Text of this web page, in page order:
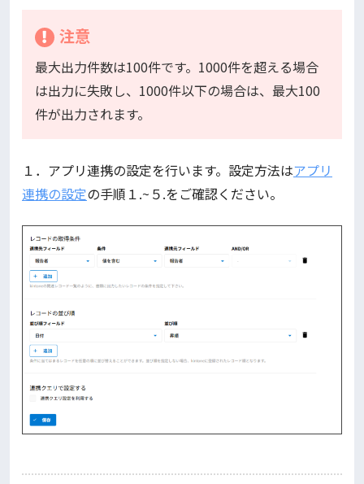
注意
最大出力件数は100件です。1000件を超える場合
は出力に失敗し、1000件以下の場合は、最大100
件が出力されます。
１．アプリ連携の設定を行います。設定方法はアプリ
連携の設定の手順１.~５.をご確認ください。